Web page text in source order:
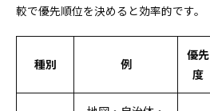
較で優先順位を決めると効率的です。
種別 例
優先
度